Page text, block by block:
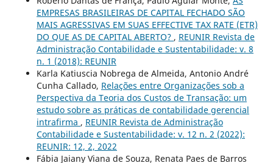
EMPRESAS BRASILEIRAS DE CAPITAL FECHADO SÃO
MAIS AGRESSIVAS EM SUAS EFFECTIVE TAX RATE (ETR)
DO QUE AS DE CAPITAL ABERTO? , REUNIR Revista de
Administração Contabilidade e Sustentabilidade: v. 8
n. 1 (2018): REUNIR
Karla Katiuscia Nobrega de Almeida, Antonio André
Cunha Callado, Relações entre Organizações sob a
Perspectiva da Teoria dos Custos de Transação: um
estudo sobre as práticas de contabilidade gerencial
intrafirma , REUNIR Revista de Administração
Contabilidade e Sustentabilidade: v. 12 n. 2 (2022):
REUNIR: 12, 2, 2022
Fábia Jaiany Viana de Souza, Renata Paes de Barros